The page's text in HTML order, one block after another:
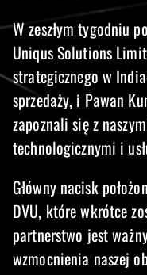
W zeszłym tygodniu
Uniqus Solutions
strategicznego w
sprzedaży, i Pawan
zapoznali się z
technologicznymi i
Główny nacisk
DVU, które wkrótce
partnerstwo jest
wzmocnienia naszej